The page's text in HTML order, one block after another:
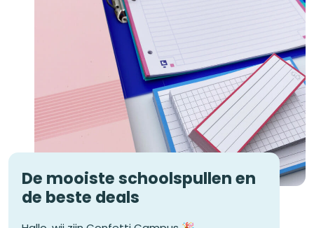
De mooiste schoolspullen en
de beste deals